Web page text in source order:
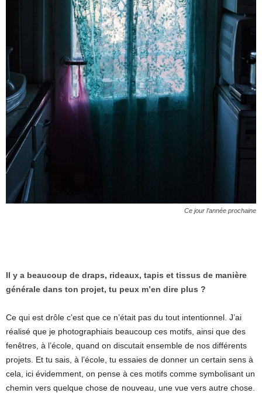
Ce jour l’année prochaine
Il y a beaucoup de draps, rideaux, tapis et tissus de manière
générale dans ton projet, tu peux m’en dire plus ?
Ce qui est drôle c’est que ce n’était pas du tout intentionnel. J’ai
réalisé que je photographiais beaucoup ces motifs, ainsi que des
fenêtres, à l’école, quand on discutait ensemble de nos différents
projets. Et tu sais, à l’école, tu essaies de donner un certain sens à
cela, ici évidemment, on pense à ces motifs comme symbolisant un
chemin vers quelque chose de nouveau, une vue vers autre chose.